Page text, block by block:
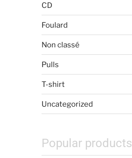
CD
Foulard
Non classé
Pulls
T-shirt
Uncategorized
Popular products